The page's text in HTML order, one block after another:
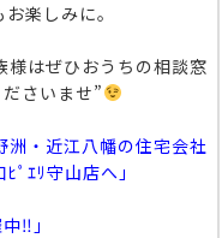
楽しみに。
様はぜひおうちの相談窓
さいませ”
洲・近江八幡の住宅会社
ﾟｴﾘ守山店へ」
‼」